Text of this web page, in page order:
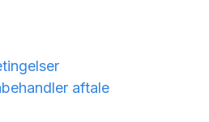
aftale